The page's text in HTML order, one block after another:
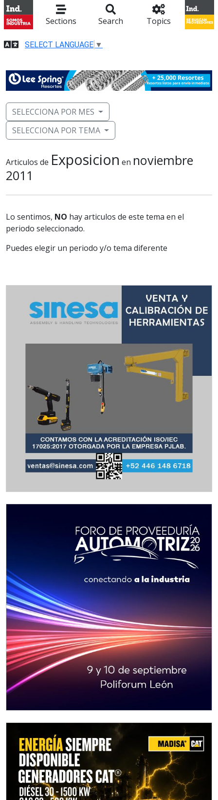
Sections Search Topics
SELECT LANGUAGE ▼
SELECCIONA POR MES
SELECCIONA POR TEMA
Articulos de Exposicion en noviembre
2011
Lo sentimos, NO hay articulos de este tema en el
periodo seleccionado.
Puedes elegir un periodo y/o tema diferente